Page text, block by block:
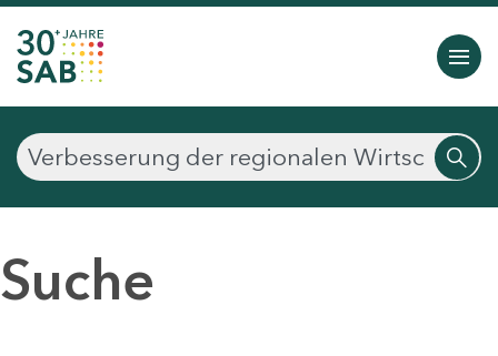
Suche